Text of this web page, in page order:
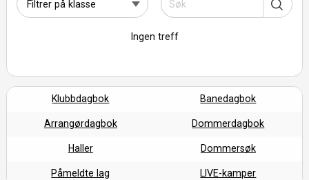
Ingen treff
Klubbdagbok Banedagbok
Arrangørdagbok Dommerdagbok
Haller Dommersøk
Påmeldte lag LIVE-kamper